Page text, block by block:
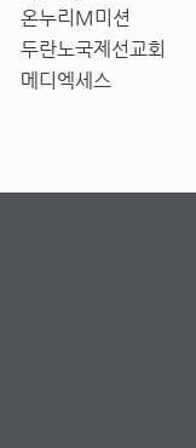
온누리M미션
두란노국제선교회
메디엑세스